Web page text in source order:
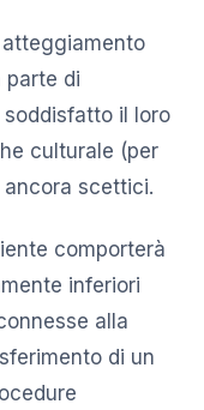
parte di
il loro
culturale (per
scettici.
comporterà
inferiori
alla
di un